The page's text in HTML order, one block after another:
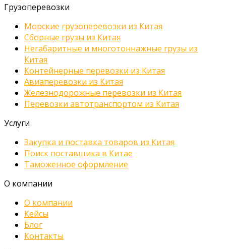
Грузоперевозки
Морские грузоперевозки из Китая
Сборные грузы из Китая
Негабаритные и многотоннажные грузы из
Китая
Контейнерные перевозки из Китая
Авиаперевозки из Китая
Железнодорожные перевозки из Китая
Перевозки автотранспортом из Китая
Услуги
Закупка и поставка товаров из Китая
Поиск поставщика в Китае
Таможенное оформление
О компании
О компании
Кейсы
Блог
Контакты